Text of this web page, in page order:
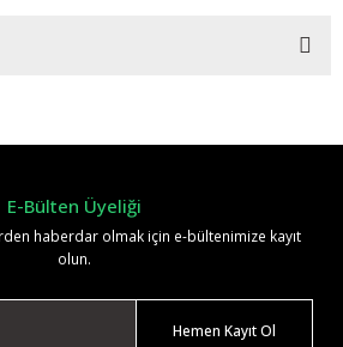
E-Bülten Üyeliği
haberdar olmak için e-bültenimize kayıt
olun.
Hemen Kayıt Ol